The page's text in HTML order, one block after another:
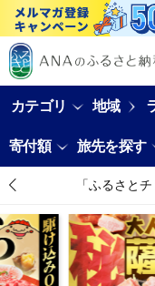
カテゴリ 地域
寄付額 旅先を探す
「ふるさと